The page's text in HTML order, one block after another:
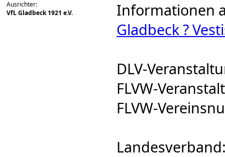
Ausrichter:
VfL Gladbeck 1921 e.V.
Informationen
Gladbeck ?
DLV-
FLVW-
FLVW-